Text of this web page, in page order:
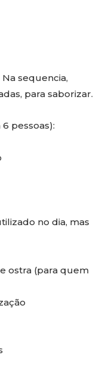
sequencia,
para saborizar.
pessoas):
no dia, mas
ostra (para quem